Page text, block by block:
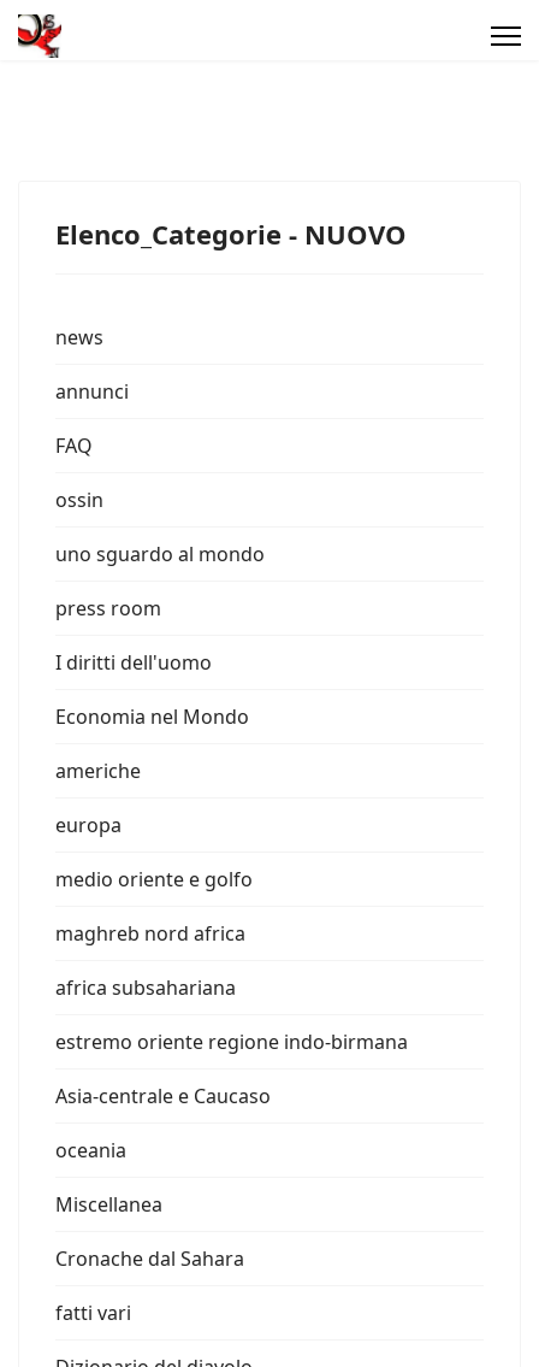
Elenco_Categorie - NUOVO
news
annunci
FAQ
ossin
uno sguardo al mondo
press room
I diritti dell'uomo
Economia nel Mondo
americhe
europa
medio oriente e golfo
maghreb nord africa
africa subsahariana
estremo oriente regione indo-birmana
Asia-centrale e Caucaso
oceania
Miscellanea
Cronache dal Sahara
fatti vari